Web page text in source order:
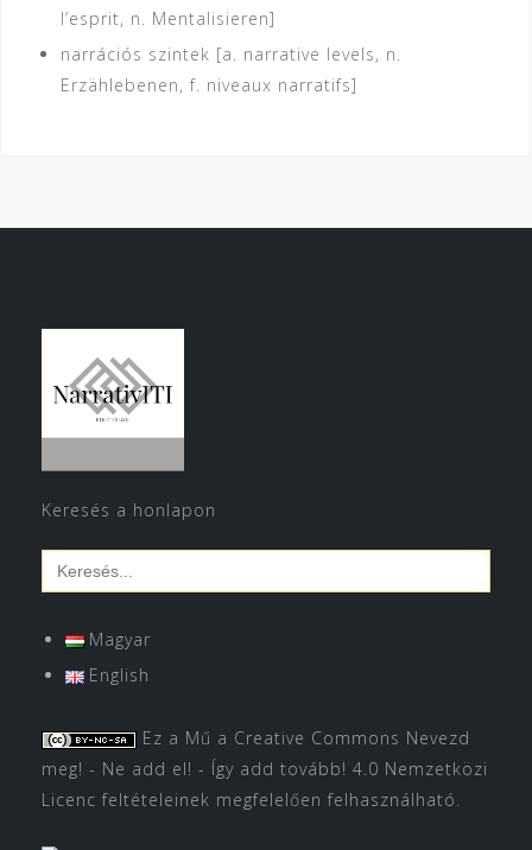
l’esprit, n. Mentalisieren]
narrációs szintek [a. narrative levels, n.
Erzählebenen, f. niveaux narratifs]
Keresés a honlapon
Search
for:
Magyar
English
Ez a Mű a Creative Commons Nevezd
meg! - Ne add el! - Így add tovább! 4.0 Nemzetközi
Licenc feltételeinek megfelelően felhasználható.